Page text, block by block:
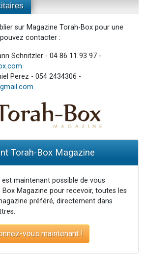
sur Magazine Torah-Box pour une
contacter :
Schnitzler - 04 86 11 93 97 -
Perez - 054 2434306 -
Torah-Box Magazine
est maintenant possible de vous
Magazine pour recevoir, toutes les
préféré, directement dans
vous maintenant !